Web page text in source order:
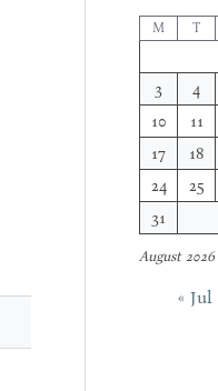
August 2026
M T
3
4
10
11
17
18
24
25
31
« Jul